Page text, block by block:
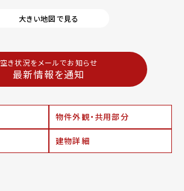
大きい地図で見る
空き状況をメールでお知らせ
最新情報を通知
物件外観・共用部分
建物詳細